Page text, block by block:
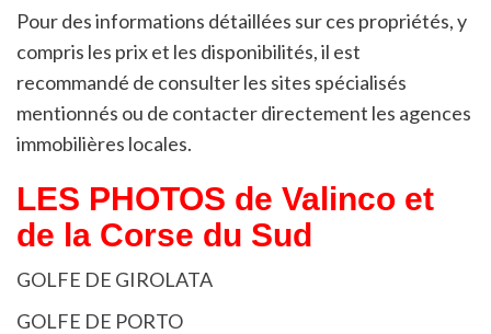
Pour des informations détaillées sur ces propriétés, y
compris les prix et les disponibilités, il est
recommandé de consulter les sites spécialisés
mentionnés ou de contacter directement les agences
immobilières locales.
LES PHOTOS de Valinco et
de la Corse du Sud
GOLFE DE GIROLATA
GOLFE DE PORTO